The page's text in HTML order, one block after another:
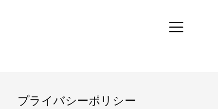
プライバシーポリシー